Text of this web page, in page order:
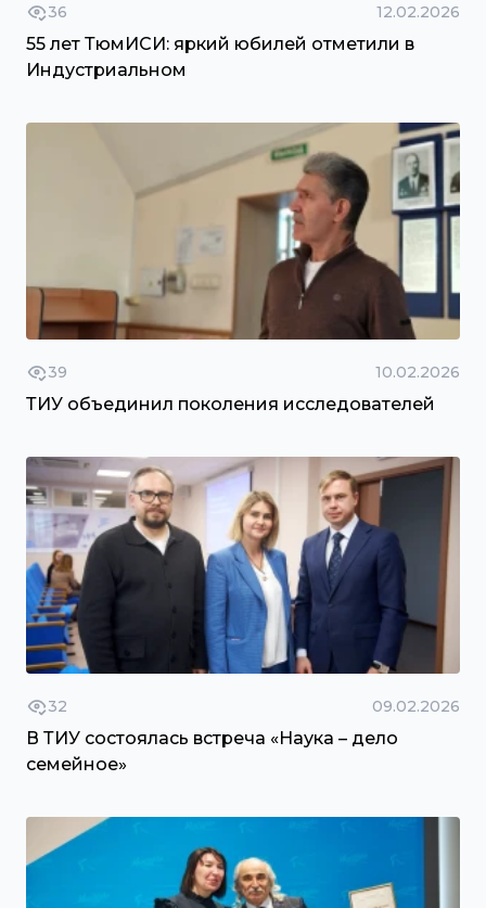
36 12.02.2026
55 лет ТюмИСИ: яркий юбилей отметили в
Индустриальном
39 10.02.2026
ТИУ объединил поколения исследователей
32 09.02.2026
В ТИУ состоялась встреча «Наука – дело
семейное»